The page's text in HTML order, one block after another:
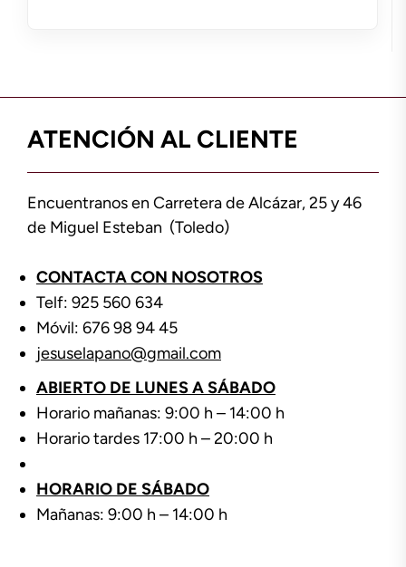
ATENCIÓN AL CLIENTE
Encuentranos en Carretera de Alcázar, 25 y 46
de Miguel Esteban (Toledo)
CONTACTA CON NOSOTROS
Telf: 925 560 634
Móvil: 676 98 94 45
jesuselapano@gmail.com
ABIERTO DE LUNES A SÁBADO
Horario mañanas: 9:00 h – 14:00 h
Horario tardes 17:00 h – 20:00 h
HORARIO DE SÁBADO
Mañanas: 9:00 h – 14:00 h